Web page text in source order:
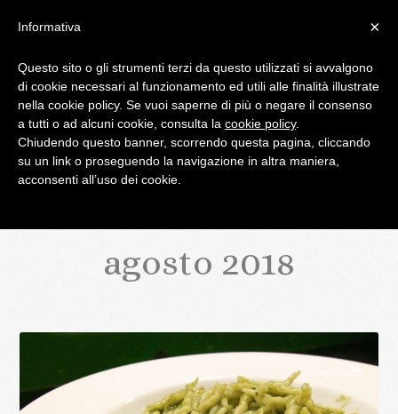
IL BLOG DI PALATIFINI.IT
MENU
agosto 2018
×
Informativa
Questo sito o gli strumenti terzi da questo utilizzati si avvalgono
di cookie necessari al funzionamento ed utili alle finalità illustrate
nella cookie policy. Se vuoi saperne di più o negare il consenso
a tutti o ad alcuni cookie, consulta la cookie policy.
Chiudendo questo banner, scorrendo questa pagina, cliccando
su un link o proseguendo la navigazione in altra maniera,
acconsenti all’uso dei cookie.